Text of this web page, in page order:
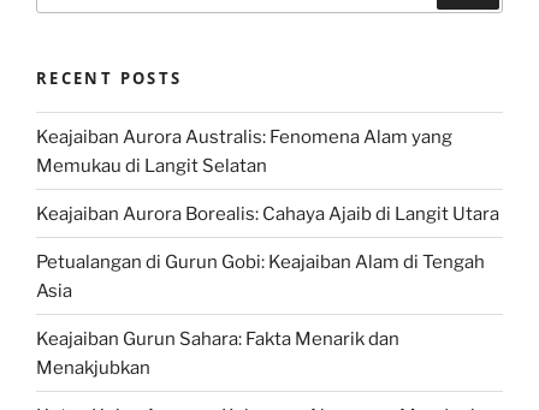
RECENT POSTS
Keajaiban Aurora Australis: Fenomena Alam yang
Memukau di Langit Selatan
Keajaiban Aurora Borealis: Cahaya Ajaib di Langit Utara
Petualangan di Gurun Gobi: Keajaiban Alam di Tengah
Asia
Keajaiban Gurun Sahara: Fakta Menarik dan
Menakjubkan